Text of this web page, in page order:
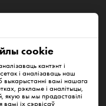
cookie
кантэнт і
і аналізаваць наш
вамі нашага
рэкламе і аналітыцы,
якую вы мы прадаставілі
вамі іх сэрвісаў
NIP: 6751738063,
31-532